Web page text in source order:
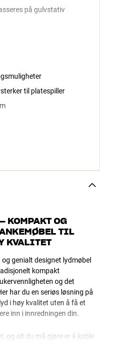
på gulvstativ
til platespiller
KOMPAKT OG
TIL
KVALITET
genialt designet lydmøbel
kompakt
og det
har du en seriøs løsning på
i høy kvalitet uten å få et
inn i innredningen din.
og alt du må gjøre er å koble
Enklere og mer